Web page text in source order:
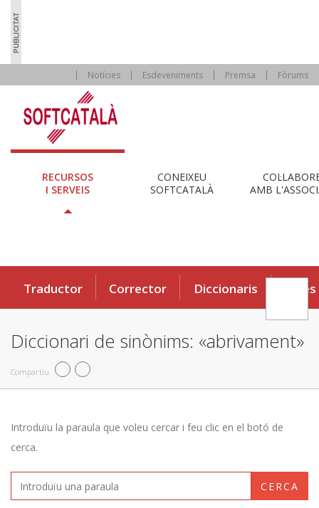
Notícies Esdeveniments Premsa Fòrums
RECURSOS
I SERVEIS
CONEIXEU
SOFTCATALÀ
AMB
Traductor Corrector Diccionaris Eines
Diccionari de sinònims: «abrivament»
Compartiu
Introduïu la paraula que voleu cercar i feu clic en el botó de
cerca.
CERCA